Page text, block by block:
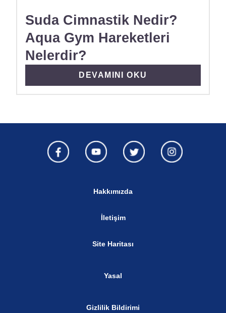
Suda Cimnastik Nedir?
Aqua Gym Hareketleri
Nelerdir?
DISCOVER MORE ABOUT
DEVAMINI OKU
Hakkımızda
İletişim
Site Haritası
Yasal
Gizlilik Bildirimi